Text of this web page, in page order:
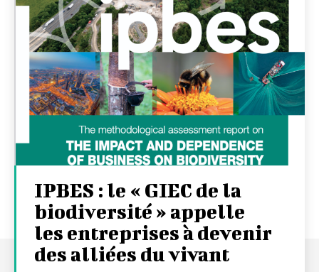
IPBES : le « GIEC de la
biodiversité » appelle
les entreprises à devenir
des alliées du vivant